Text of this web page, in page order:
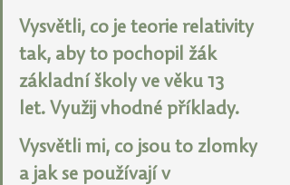
Vysvětli, co je teorie relativity
tak, aby to pochopil žák
základní školy ve věku 13
let. Využij vhodné příklady.
Vysvětli mi, co jsou to zlomky
a jak se používají v